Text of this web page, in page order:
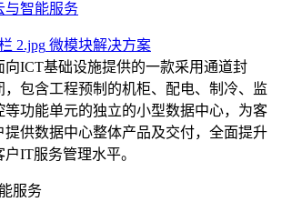
与智能服务
微模块解决方案
向ICT基础设施提供的一款采用通道封
，包含工程预制的机柜、配电、制冷、监
等功能单元的独立的小型数据中心，为客
提供数据中心整体产品及交付，全面提升
户IT服务管理水平。
服务